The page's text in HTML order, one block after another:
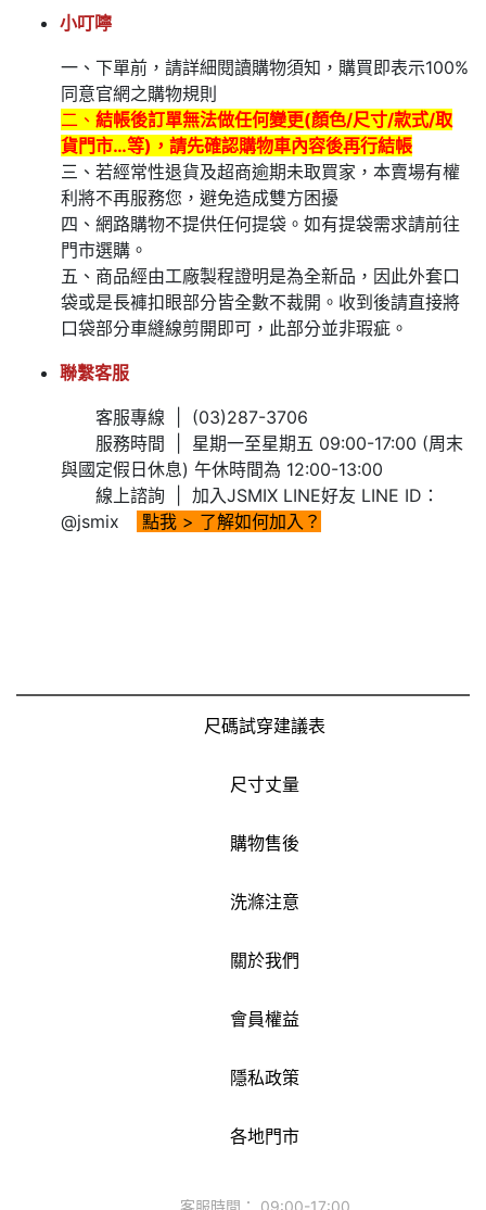
小叮嚀
一、下單前，請詳細閱讀購物須知，購買即表示100%
同意官網之購物規則
二、 結帳後訂單無法做任何變更(顏色/尺寸/款式/取
貨門市…等)，請先確認購物車內容後再行結帳
三、若經常性退貨及超商逾期未取買家，本賣場有權
利將不再服務您，避免造成雙方困擾
四、網路購物不提供任何提袋。如有提袋需求請前往
門市選購。
五、商品經由工廠製程證明是為全新品，因此外套口
袋或是長褲扣眼部分皆全數不裁開。收到後請直接將
口袋部分車縫線剪開即可，此部分並非瑕疵。
聯繫客服
客服專線 | (03)287-3706
服務時間 | 星期一至星期五 09:00-17:00 (周末
與國定假日休息) 午休時間為 12:00-13:00
線上諮詢 | 加入JSMIX LINE好友 LINE ID：
@jsmix
點我 > 了解如何加入？
尺碼試穿建議表
尺寸丈量
購物售後
洗滌注意
關於我們
會員權益
隱私政策
各地門市
客服時間： 09:00-17:00